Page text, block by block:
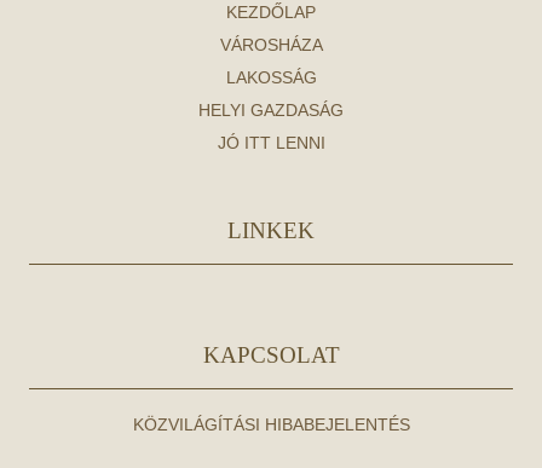
KEZDŐLAP
VÁROSHÁZA
LAKOSSÁG
HELYI GAZDASÁG
JÓ ITT LENNI
LINKEK
KAPCSOLAT
KÖZVILÁGÍTÁSI HIBABEJELENTÉS